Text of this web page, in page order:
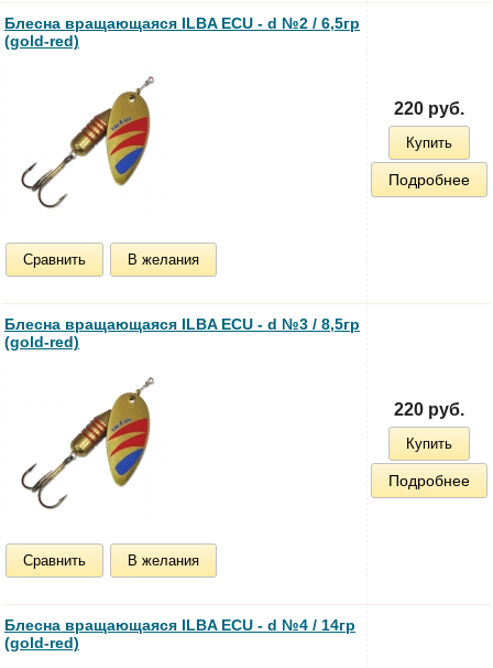
Блесна вращающаяся ILBA ECU - d №2 / 6,5гр
(gold-red)
Сравнить В желания
220 руб.
Купить
Подробнее
Блесна вращающаяся ILBA ECU - d №3 / 8,5гр
(gold-red)
Сравнить В желания
220 руб.
Купить
Подробнее
Блесна вращающаяся ILBA ECU - d №4 / 14гр
(gold-red)